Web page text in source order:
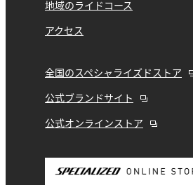
地域のライドコース
アクセス
全国のスペシャライズドストア
公式ブランドサイト
公式オンラインストア